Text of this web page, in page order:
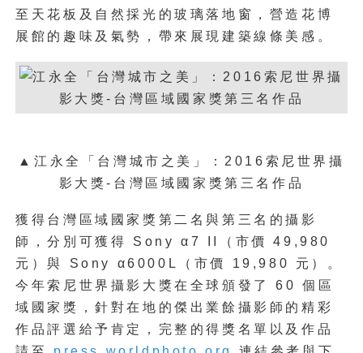
至天花板及自然採光的玻璃落地窗，營造花博
展館的趣味及氣勢，帶來展現建築線條美感。
▲江永全「台灣城市之美」：2016索尼世界攝
影大獎-台灣區域國家獎第三名作品
獲得台灣區域國家獎第二名與第三名的攝影
師，分別可獲得 Sony α7 II（市價 49,980
元）與 Sony α6000L（市價 19,980 元）。
今年索尼世界攝影大獎在全球頒發了 60 個區
域國家獎，針對在地的傑出業餘攝影師的精彩
作品評選給予肯定，完整的得獎名單以及作品